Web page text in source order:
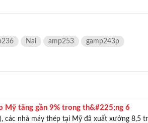
TƯ
Với hơn 1000 căn nhà
chúng tôi sẽ
Nai amp253 gamp243p
Mỹ tăng gần 9% trong th&#225;ng 6
các nhà máy thép tại Mỹ đã xuất xưởng 8,5